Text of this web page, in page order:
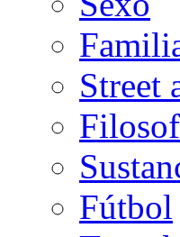
Street
Fútbol